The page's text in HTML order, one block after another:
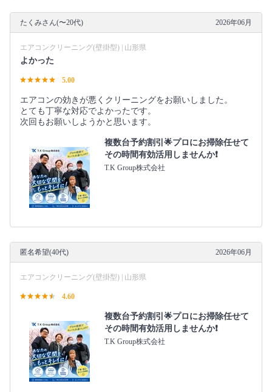
たくみさん(〜20代) 2026年06月
エアコンクリーニング(壁掛型) | 山形県
よかった
5.00
エアコンの効きが悪くクリーニングをお願いしました。
とても丁寧な対応でよかったです。
次回もお願いしようかと思います。
複数台予約割引🌟プロにお掃除任せて
その時間有効活用しませんか❗️
T.K Group株式会社
匿名希望(40代) 2026年06月
エアコンクリーニング(壁掛型) | 山形県
4.60
複数台予約割引🌟プロにお掃除任せて
その時間有効活用しませんか❗️
T.K Group株式会社